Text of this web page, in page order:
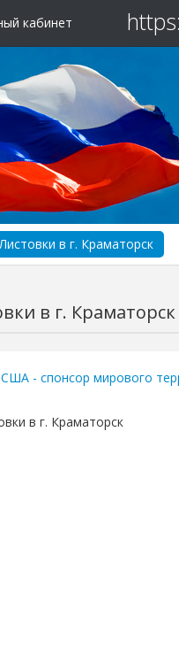
кабинет
Листовки в г. Краматорск
в г. Краматорск
США - спонсор мирового
в г. Краматорск